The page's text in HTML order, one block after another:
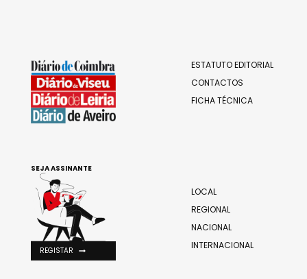
ESTATUTO EDITORIAL
CONTACTOS
FICHA TÉCNICA
LOCAL
REGIONAL
NACIONAL
INTERNACIONAL
SEJA ASSINANTE
REGISTAR